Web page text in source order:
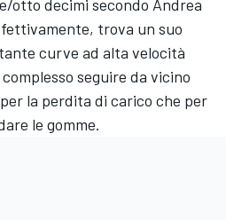
otto decimi secondo Andrea
trova un suo
curve ad alta velocità
seguire da vicino
la perdita di carico che per
le gomme.